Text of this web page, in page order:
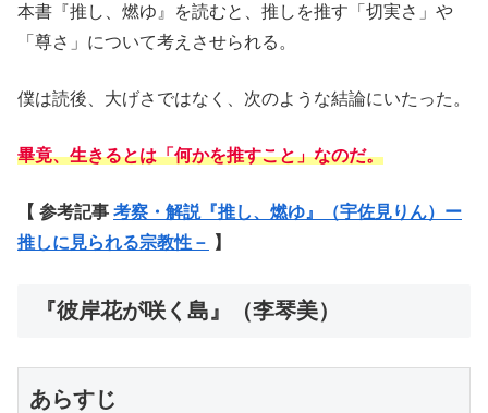
本書『推し、燃ゆ』を読むと、推しを推す「切実さ」や
「尊さ」について考えさせられる。
僕は読後、大げさではなく、次のような結論にいたった。
畢竟、生きるとは「何かを推すこと」なのだ。
【 参考記事 考察・解説『推し、燃ゆ』（宇佐見りん）ー
推しに見られる宗教性－ 】
『彼岸花が咲く島』（李琴美）
あらすじ